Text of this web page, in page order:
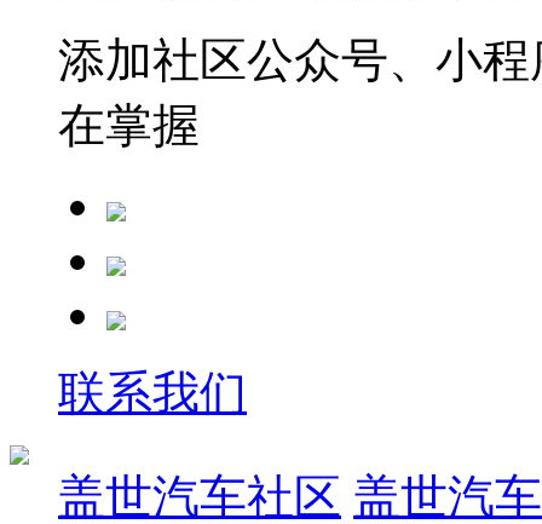
添加社区公众号、小
在掌握
联系我们
盖世汽车社区 盖世汽